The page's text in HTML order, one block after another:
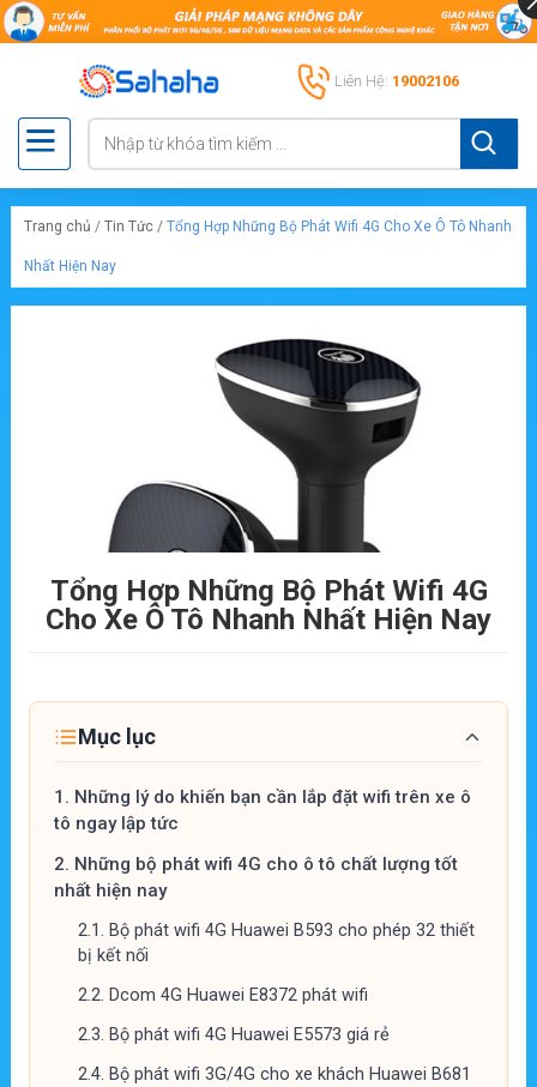
Liên Hệ: 19002106
Trang chủ / Tin Tức / Tổng Hợp Những Bộ Phát Wifi 4G Cho Xe Ô Tô Nhanh
Nhất Hiện Nay
Tổng Hợp Những Bộ Phát Wifi 4G
Cho Xe Ô Tô Nhanh Nhất Hiện Nay
Mục lục
1. Những lý do khiến bạn cần lắp đặt wifi trên xe ô
tô ngay lập tức
2. Những bộ phát wifi 4G cho ô tô chất lượng tốt
nhất hiện nay
2.1. Bộ phát wifi 4G Huawei B593 cho phép 32 thiết
bị kết nối
2.2. Dcom 4G Huawei E8372 phát wifi
2.3. Bộ phát wifi 4G Huawei E5573 giá rẻ
2.4. Bộ phát wifi 3G/4G cho xe khách Huawei B681